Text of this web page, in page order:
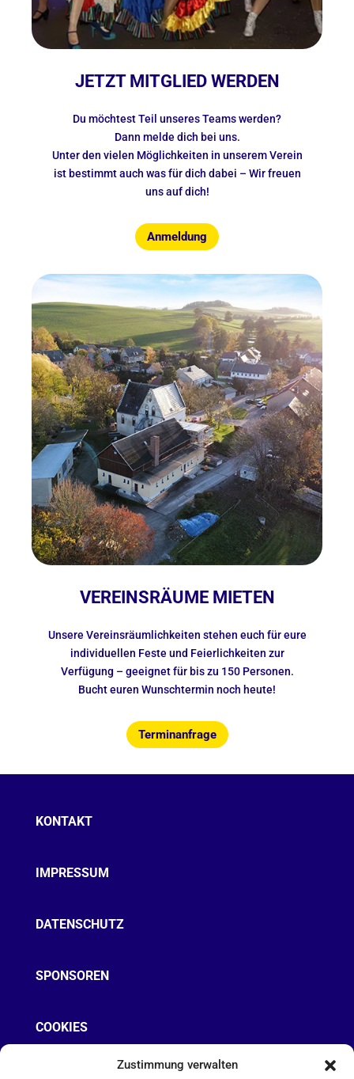
Zustimmung verwalten
JETZT MITGLIED WERDEN
Du möchtest Teil unseres Teams werden?
Dann melde dich bei uns.
Unter den vielen Möglichkeiten in unserem Verein
ist bestimmt auch was für dich dabei – Wir freuen
uns auf dich!
Anmeldung
VEREINSRÄUME MIETEN
Unsere Vereinsräumlichkeiten stehen euch für eure
individuellen Feste und Feierlichkeiten zur
Verfügung – geeignet für bis zu 150 Personen.
Bucht euren Wunschtermin noch heute!
Terminanfrage
KONTAKT
IMPRESSUM
DATENSCHUTZ
SPONSOREN
COOKIES